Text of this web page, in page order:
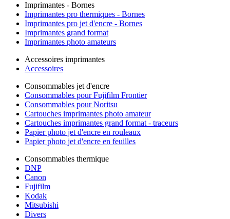
Imprimantes - Bornes
Imprimantes pro thermiques - Bornes
Imprimantes pro jet d'encre - Bornes
Imprimantes grand format
Imprimantes photo amateurs
Accessoires imprimantes
Accessoires
Consommables jet d'encre
Consommables pour Fujifilm Frontier
Consommables pour Noritsu
Cartouches imprimantes photo amateur
Cartouches imprimantes grand format - traceurs
Papier photo jet d'encre en rouleaux
Papier photo jet d'encre en feuilles
Consommables thermique
DNP
Canon
Fujifilm
Kodak
Mitsubishi
Divers